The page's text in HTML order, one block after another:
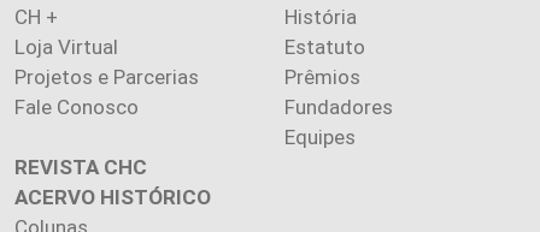
CH +
Loja Virtual
Projetos e Parcerias
Fale Conosco
História
Estatuto
Prêmios
Fundadores
Equipes
REVISTA CHC
ACERVO HISTÓRICO
Colunas